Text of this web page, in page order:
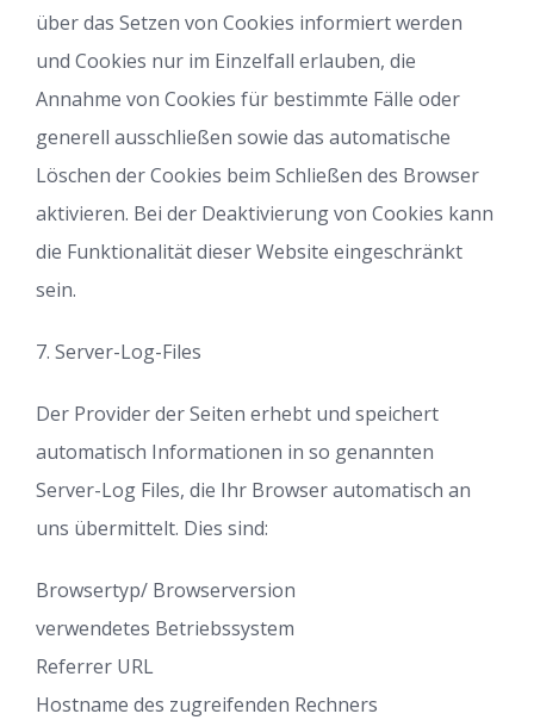
über das Setzen von Cookies informiert werden
und Cookies nur im Einzelfall erlauben, die
Annahme von Cookies für bestimmte Fälle oder
generell ausschließen sowie das automatische
Löschen der Cookies beim Schließen des Browser
aktivieren. Bei der Deaktivierung von Cookies kann
die Funktionalität dieser Website eingeschränkt
sein.
7. Server-Log-Files
Der Provider der Seiten erhebt und speichert
automatisch Informationen in so genannten
Server-Log Files, die Ihr Browser automatisch an
uns übermittelt. Dies sind:
Browsertyp/ Browserversion
verwendetes Betriebssystem
Referrer URL
Hostname des zugreifenden Rechners